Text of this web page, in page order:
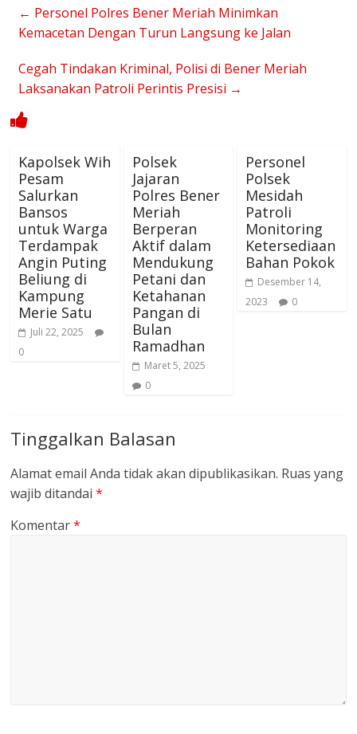
← Personel Polres Bener Meriah Minimkan
Kemacetan Dengan Turun Langsung ke Jalan
Cegah Tindakan Kriminal, Polisi di Bener Meriah
Laksanakan Patroli Perintis Presisi →
Kapolsek Wih
Pesam
Salurkan
Bansos
untuk Warga
Terdampak
Angin Puting
Beliung di
Kampung
Merie Satu
Juli 22, 2025
0
Polsek
Jajaran
Polres Bener
Meriah
Berperan
Aktif dalam
Mendukung
Petani dan
Ketahanan
Pangan di
Bulan
Ramadhan
Maret 5, 2025
0
Personel
Polsek
Mesidah
Patroli
Monitoring
Ketersediaan
Bahan Pokok
Desember 14,
2023
0
Tinggalkan Balasan
Alamat email Anda tidak akan dipublikasikan. Ruas yang
wajib ditandai*
Komentar*